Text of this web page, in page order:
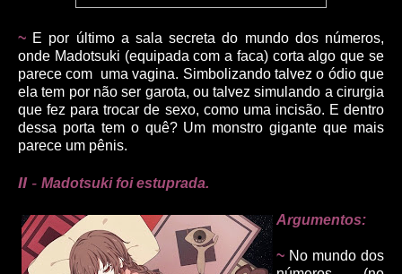
~ E por último a sala secreta do mundo dos números,
onde Madotsuki (equipada com a faca) corta algo que se
parece com uma vagina. Simbolizando talvez o ódio que
ela tem por não ser garota, ou talvez simulando a cirurgia
que fez para trocar de sexo, como uma incisão. E dentro
dessa porta tem o quê? Um monstro gigante que mais
parece um pênis.
II- Madotsuki foi estuprada.
Argumentos:
~ No mundo dos